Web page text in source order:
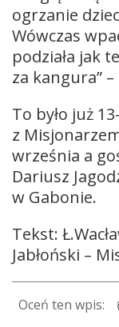
ogrzanie
Wówczas
podziała jak
za kangura” –
To było już
z
września a
Dariusz
w Gabonie.
Tekst:
Jabłoński –